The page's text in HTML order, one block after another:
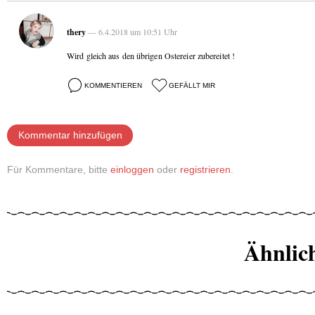
thery— 6.4.2018 um 10:51 Uhr
Wird gleich aus den übrigen Ostereier zubereitet !
KOMMENTIEREN GEFÄLLT MIR
Kommentar hinzufügen
Für Kommentare, bitte einloggen oder registrieren